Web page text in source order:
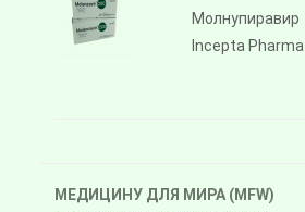
Молнупиравир
Incepta Pharma
МЕДИЦИНУ ДЛЯ МИРА (MFW)